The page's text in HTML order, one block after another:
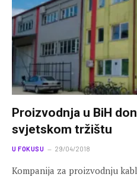
Proizvodnja u BiH
svjetskom tržištu
U FOKUSU 29/04/2018
Kompanija za proizvodnju